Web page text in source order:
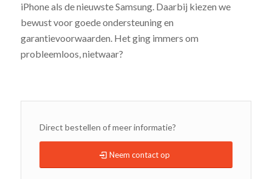
iPhone als de nieuwste Samsung. Daarbij kiezen we
bewust voor goede ondersteuning en
garantievoorwaarden. Het ging immers om
probleemloos, nietwaar?
Direct bestellen of meer informatie?
Neem contact op